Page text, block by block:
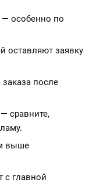
особенно по
оставляют заявку
после
сравните,
выше
с главной